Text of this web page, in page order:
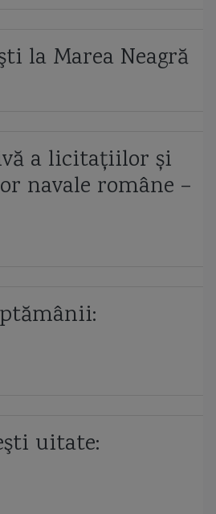
la Marea Neagră
a licitațiilor și
navale române –
uitate: